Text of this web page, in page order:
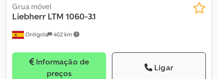
Ontígola 402 km
Grua móvel
Liebherr LTM 1060-3.1
Informação de
preços
Ligar